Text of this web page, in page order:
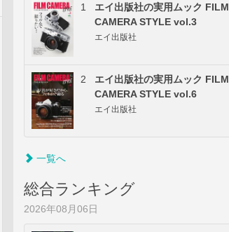
1
エイ出版社の実用ムック FILM
CAMERA STYLE vol.3
エイ出版社
2
エイ出版社の実用ムック FILM
CAMERA STYLE vol.6
エイ出版社
一覧へ
総合ランキング
2026年08月06日